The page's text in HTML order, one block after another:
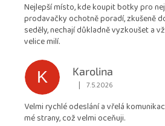
4,9
z
Nejlepší místo, kde koupit botky pro
prodavačky ochotně poradí, zkušeně
seděly, nechají důkladně vyzkoušet a
velice milí.
K
Karolina
Hodnocení obchodu je 5
| 7.5.2026
Velmi rychlé odeslání a vřelá
mé strany, což velmi oceňuji.